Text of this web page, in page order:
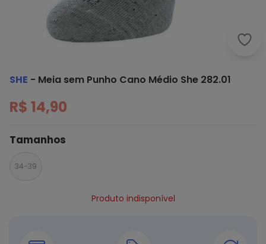
She
SHE - Meia sem Punho Cano Médio She 282.01
R$ 14,90
Tamanhos
34-39
Produto indisponível